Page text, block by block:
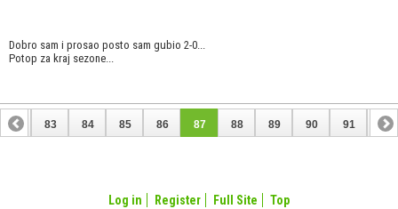
Dobro sam i prosao posto sam gubio 2-0...
Potop za kraj sezone...
82 83 84 85 86 87 88 89 90 91 92
Log in Register Full Site Top